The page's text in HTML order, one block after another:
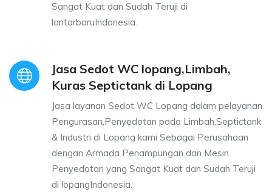
Sangat Kuat dan Sudah Teruji di
lontarbaruIndonesia.
Jasa Sedot WC lopang,Limbah,
Kuras Septictank di Lopang
Jasa layanan Sedot WC Lopang dalam pelayanan
Pengurasan,Penyedotan pada Limbah,Septictank
& Industri di Lopang kami Sebagai Perusahaan
dengan Armada Penampungan dan Mesin
Penyedotan yang Sangat Kuat dan Sudah Teruji
di lopangIndonesia.